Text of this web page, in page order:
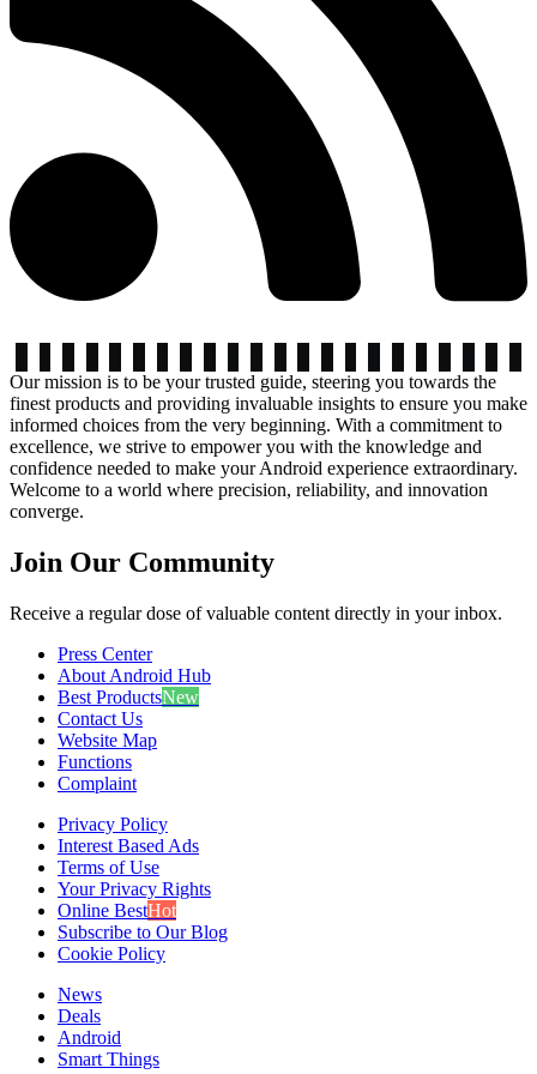
Our mission is to be your trusted guide, steering you towards the
finest products and providing invaluable insights to ensure you make
informed choices from the very beginning. With a commitment to
excellence, we strive to empower you with the knowledge and
confidence needed to make your Android experience extraordinary.
Welcome to a world where precision, reliability, and innovation
converge.
Join Our Community
Receive a regular dose of valuable content directly in your inbox.
Press Center
About Android Hub
Best ProductsNew
Contact Us
Website Map
Functions
Complaint
Privacy Policy
Interest Based Ads
Terms of Use
Your Privacy Rights
Online BestHot
Subscribe to Our Blog
Cookie Policy
News
Deals
Android
Smart Things